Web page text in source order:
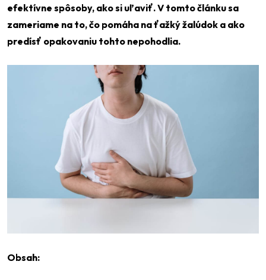
efektívne spôsoby, ako si uľaviť. V tomto článku sa
zameriame na to, čo pomáha na ťažký žalúdok a ako
predísť opakovaniu tohto nepohodlia.
Obsah: